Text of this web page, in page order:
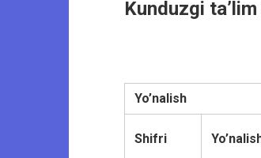
Kunduzgi
Yo’nalish
Shifri